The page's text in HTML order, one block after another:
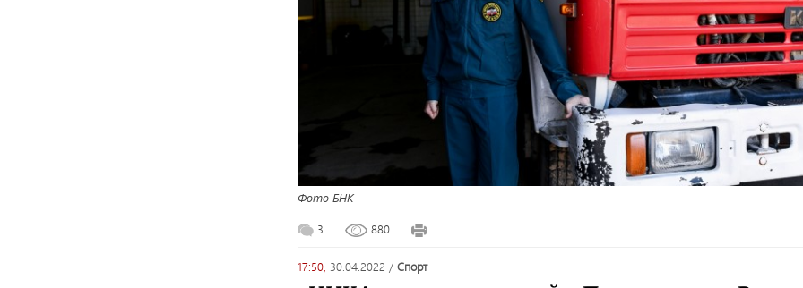
Фото БНК
3 880
17:50, 30.04.2022 / спорт